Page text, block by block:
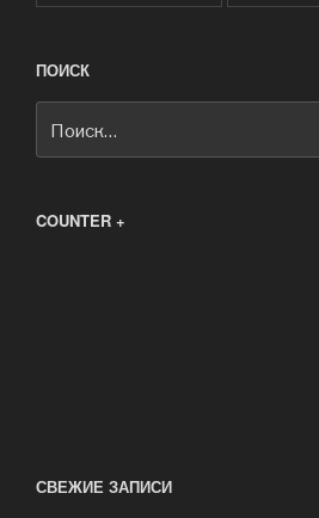
ПОИСК
COUNTER +
СВЕЖИЕ ЗАПИСИ